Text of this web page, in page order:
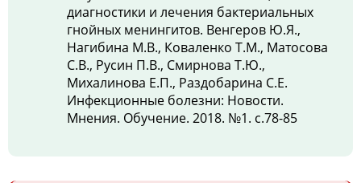
диагностики и лечения бактериальных
гнойных менингитов. Венгеров Ю.Я.,
Нагибина М.В., Коваленко Т.М., Матосова
С.В., Русин П.В., Смирнова Т.Ю.,
Михалинова Е.П., Раздобарина С.Е.
Инфекционные болезни: Новости.
Мнения. Обучение. 2018. №1. с.78-85